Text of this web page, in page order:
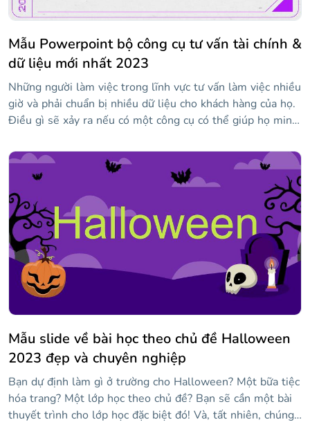
Mẫu Powerpoint bộ công cụ tư vấn tài chính &
dữ liệu mới nhất 2023
Những người làm việc trong lĩnh vực tư vấn làm việc nhiều
giờ và phải chuẩn bị nhiều dữ liệu cho khách hàng của họ.
Điều gì sẽ xảy ra nếu có một công cụ có thể giúp họ minh
của họ sẽ hiểu? Chà, đó chính xác là những gì bộ công cụ
tư vấn dành cho! Khám phá tập hợp các nguồn lực kinh
doanh này để phân tích tư vấn của bạn và gây ngạc nhiên
cho khách hàng của bạn với các đại diện hiện đại về tài
chính của họ!
Mẫu slide về bài học theo chủ đề Halloween
2023 đẹp và chuyên nghiệp
Bạn dự định làm gì ở trường cho Halloween? Một bữa tiệc
hóa trang? Một lớp học theo chủ đề? Bạn sẽ cần một bài
thuyết trình cho lớp học đặc biệt đó! Và, tất nhiên, chúng